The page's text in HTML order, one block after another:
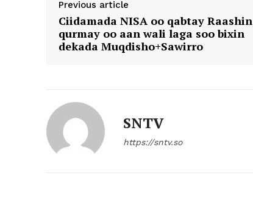
Previous article
Ciidamada NISA oo qabtay Raashin
qurmay oo aan wali laga soo bixin
dekada Muqdisho+Sawirro
SNTV
https://sntv.so